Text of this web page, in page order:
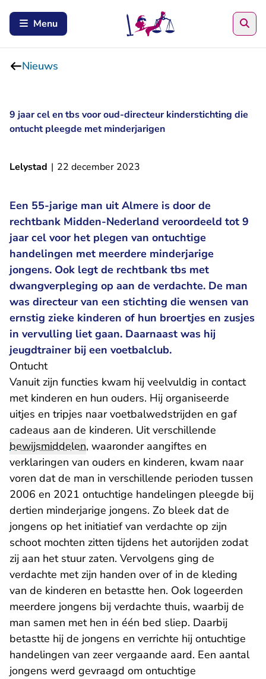
Menu
Nieuws
9 jaar cel en tbs voor oud-directeur kinderstichting die
ontucht pleegde met minderjarigen
Lelystad | 22 december 2023
Een 55-jarige man uit Almere is door de
rechtbank Midden-Nederland veroordeeld tot 9
jaar cel voor het plegen van ontuchtige
handelingen met meerdere minderjarige
jongens. Ook legt de rechtbank tbs met
dwangverpleging op aan de verdachte. De man
was directeur van een stichting die wensen van
ernstig zieke kinderen of hun broertjes en zusjes
in vervulling liet gaan. Daarnaast was hij
jeugdtrainer bij een voetbalclub.
Ontucht
Vanuit zijn functies kwam hij veelvuldig in contact
met kinderen en hun ouders. Hij organiseerde
uitjes en tripjes naar voetbalwedstrijden en gaf
cadeaus aan de kinderen. Uit verschillende
bewijsmiddelen, waaronder aangiftes en
verklaringen van ouders en kinderen, kwam naar
voren dat de man in verschillende perioden tussen
2006 en 2021 ontuchtige handelingen pleegde bij
dertien minderjarige jongens. Zo bleek dat de
jongens op het initiatief van verdachte op zijn
schoot mochten zitten tijdens het autorijden zodat
zij aan het stuur zaten. Vervolgens ging de
verdachte met zijn handen over of in de kleding
van de kinderen en betastte hen. Ook logeerden
meerdere jongens bij verdachte thuis, waarbij de
man samen met hen in één bed sliep. Daarbij
betastte hij de jongens en verrichte hij ontuchtige
handelingen van zeer vergaande aard. Een aantal
jongens werd gevraagd om ontuchtige